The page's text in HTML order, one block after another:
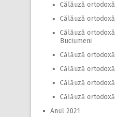
Călăuză
Călăuză
Călăuză
Buciumeni
Călăuză
Călăuză ortodoxă
Călăuză
Călăuză ortodoxă
Anul 2021